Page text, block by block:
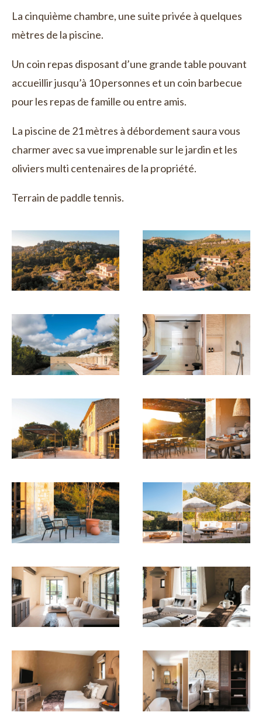
La cinquième chambre, une suite privée à quelques
mètres de la piscine.
Un coin repas disposant d’une grande table pouvant
accueillir jusqu’à 10 personnes et un coin barbecue
pour les repas de famille ou entre amis.
La piscine de 21 mètres à débordement saura vous
charmer avec sa vue imprenable sur le jardin et les
oliviers multi centenaires de la propriété.
Terrain de paddle tennis.